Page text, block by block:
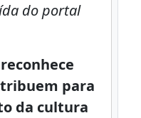
do portal
para
da cultura